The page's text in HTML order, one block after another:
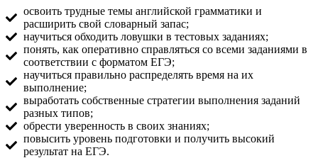
освоить трудные темы английской грамматики и
расширить свой словарный запас;
научиться обходить ловушки в тестовых заданиях;
понять, как оперативно справляться со всеми заданиями в
соответствии с форматом ЕГЭ;
научиться правильно распределять время на их
выполнение;
выработать собственные стратегии выполнения заданий
разных типов;
обрести уверенность в своих знаниях;
повысить уровень подготовки и получить высокий
результат на ЕГЭ.